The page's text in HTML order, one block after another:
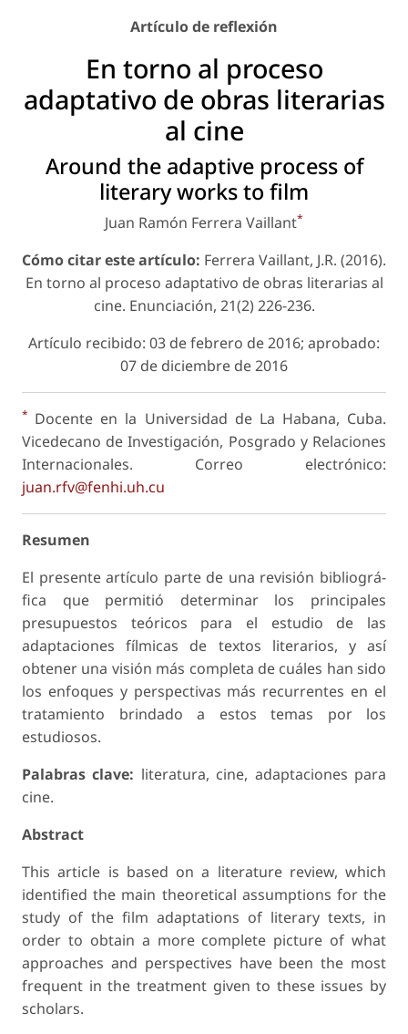
Artículo de reflexión
En torno al proceso
adaptativo de obras literarias
al cine
Around the adaptive process of
literary works to film
Juan Ramón Ferrera Vaillant*
Cómo citar este artículo: Ferrera Vaillant, J.R. (2016).
En torno al proceso adaptativo de obras literarias al
cine. Enunciación, 21(2) 226-236.
Artículo recibido: 03 de febrero de 2016; aprobado:
07 de diciembre de 2016
* Docente en la Universidad de La Habana, Cuba.
Vicedecano de Investigación, Posgrado y Relaciones
Internacionales. Correo electrónico:
juan.rfv@fenhi.uh.cu
Resumen
El presente artículo parte de una revisión bibliográ-
fica que permitió determinar los principales
presupuestos teóricos para el estudio de las
adaptaciones fílmicas de textos literarios, y así
obtener una visión más completa de cuáles han sido
los enfoques y perspectivas más recurrentes en el
tratamiento brindado a estos temas por los
estudiosos.
Palabras clave: literatura, cine, adaptaciones para
cine.
Abstract
This article is based on a literature review, which
identified the main theoretical assumptions for the
study of the film adaptations of literary texts, in
order to obtain a more complete picture of what
approaches and perspectives have been the most
frequent in the treatment given to these issues by
scholars.